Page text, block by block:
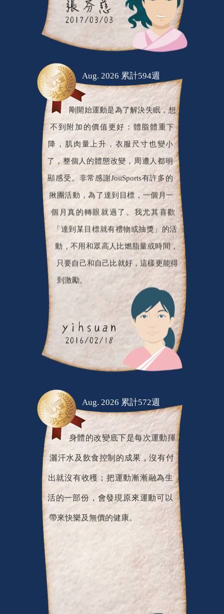
Aug. 2026 累計594週
剛開始運動是為了解決失眠，想
不到附加的價值更好：體脂體重下
降，肌肉量上升，衣服尺寸也變小
了，整個人的體態改變，周遭人都明
顯感受。非常感謝JoiiSports有許多的
揪團活動，為了達到目標，一個月一
個月真的轉眼就過了。我尤其喜歡
「達到某目標就有禮物或抽獎」的活
動，不用和眾高人比燃脂量或時間，
只要自己和自己比就好，這樣更能得
到激勵。
Aug. 2026 累計572週
身體的改變底下是每次運動揮
灑汗水及飲食控制的成果，沒有付
出就沒有收穫；把運動漸漸融為生
活的一部份，會發現原來運動可以
帶來快樂及無價的健康。